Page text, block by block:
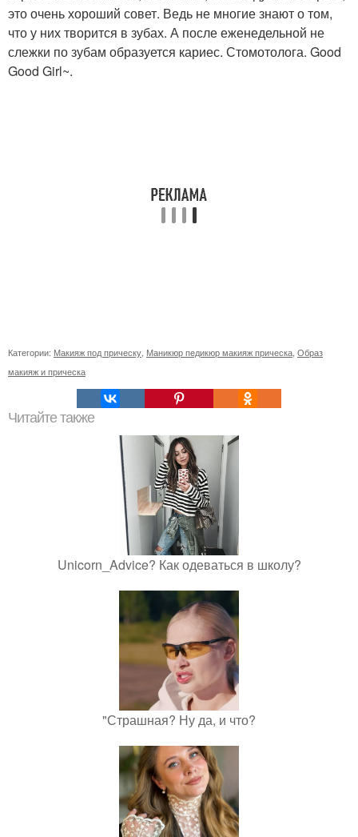
это очень хороший совет. Ведь не многие знают о том,
что у них творится в зубах. А после еженедельной не
слежки по зубам образуется кариес. Стомотолога. Good
Good Girl~.
Категории: Макияж под прическу Маникюр педикюр макияж прическа Образ
макияж и прическа
Читайте также
Unicorn_Advice? Как одеваться в школу?
"Страшная? Ну да, и что?